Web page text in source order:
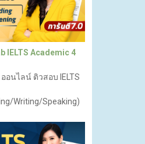
IELTS Academic 4
ออนไลน์ ติวสอบ IELTS
Writing/Speaking)